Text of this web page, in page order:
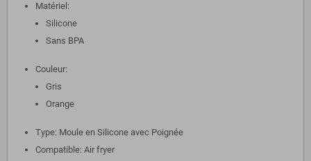
Matériel:
Silicone
Sans BPA
Couleur:
Gris
Orange
Type: Moule en Silicone avec Poignée
Compatible: Air fryer